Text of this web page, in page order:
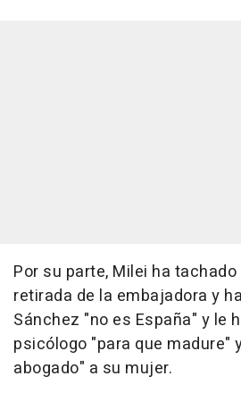
Por su parte, Milei ha
retirada de la embajadora y
Sánchez "no es España" y le
psicólogo "para que madure"
abogado" a su mujer.